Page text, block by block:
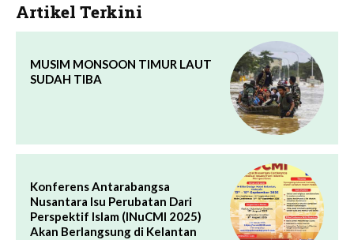
Artikel Terkini
MUSIM MONSOON TIMUR LAUT
SUDAH TIBA
Konferens Antarabangsa
Nusantara Isu Perubatan Dari
Perspektif Islam (INuCMI 2025)
Akan Berlangsung di Kelantan